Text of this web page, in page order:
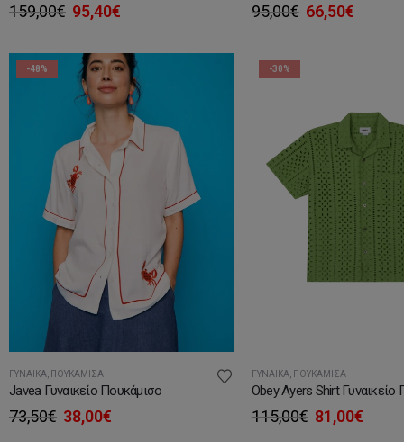
159,00€ Original
159,00€.
95,40€
είναι:
95,40€.
95,00€ Original
66,50€Η
-48%
ΓΥΝΑΊΚΑ, ΠΟΥΚΆΜΙΣΑ
Javea Γυναικείο Πουκάμισο
73,50€ Original
38,00€
-30%
ΓΥΝΑΊΚΑ, ΠΟΥΚΆΜΙΣΑ
Obey Ayers Shirt Γυναικείο
115,00€ Original
81,00€Η